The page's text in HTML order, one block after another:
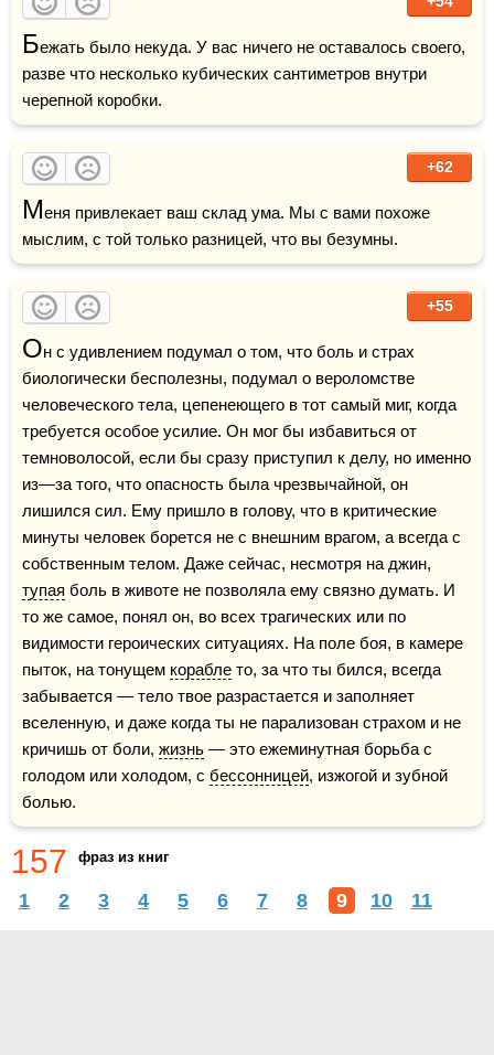
Бежать было некуда. У вас ничего не оставалось своего,
разве что несколько кубических сантиметров внутри
черепной коробки.
+62
Меня привлекает ваш склад ума. Мы с вами похоже
мыслим, с той только разницей, что вы безумны.
+55
Он с удивлением подумал о том, что боль и страх
биологически бесполезны, подумал о вероломстве
человеческого тела, цепенеющего в тот самый миг, когда
требуется особое усилие. Он мог бы избавиться от
темноволосой, если бы сразу приступил к делу, но именно
из—за того, что опасность была чрезвычайной, он
лишился сил. Ему пришло в голову, что в критические
минуты человек борется не с внешним врагом, а всегда с
тупая боль в животе не позволяла ему связно думать. И
то же самое, понял он, во всех трагических или по
видимости героических ситуациях. На поле боя, в камере
пыток, на тонущем корабле то, за что ты бился, всегда
забывается — тело твое разрастается и заполняет
вселенную, и даже когда ты не парализован страхом и не
кричишь от боли, жизнь — это ежеминутная борьба с
голодом или холодом, с бессонницей, изжогой и зубной
болью.
157 фраз из книг
1 2 3 4 5 6 7 8 9 10 11